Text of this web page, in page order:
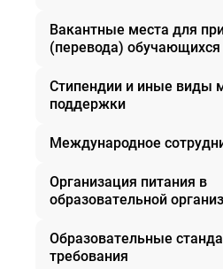
Муниципальное задание
План ФХД
Вакантные места для
(перевода) обучающихся
Стипендии и иные виды
поддержки
Международное
Организация питания в
образовательной
Образовательные
требования